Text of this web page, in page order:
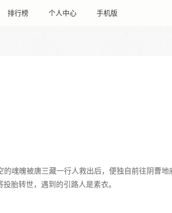
排行榜 个人中心 手机版
的魂魄被唐三藏一行人救出后，便独自前往阴曹地
胎转世，遇到的引路人是素衣。